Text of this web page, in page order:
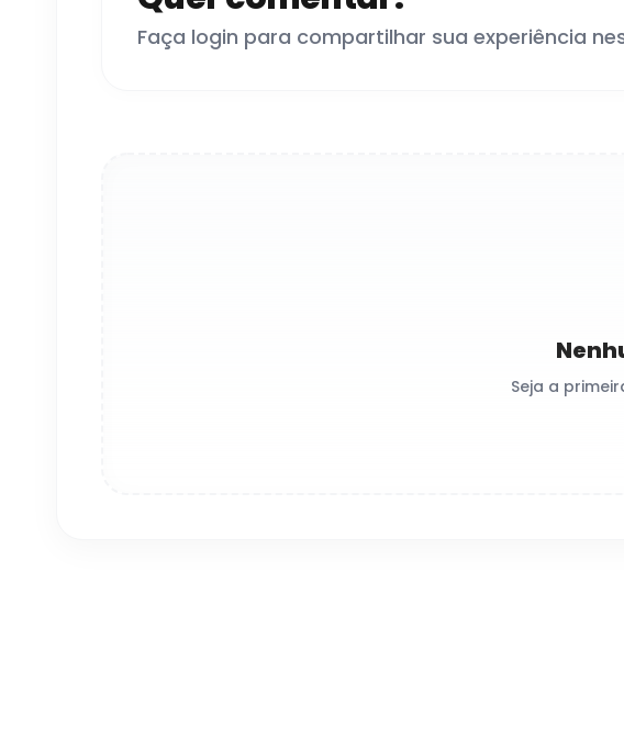
Faça login para compartilhar sua experiência
Seja a